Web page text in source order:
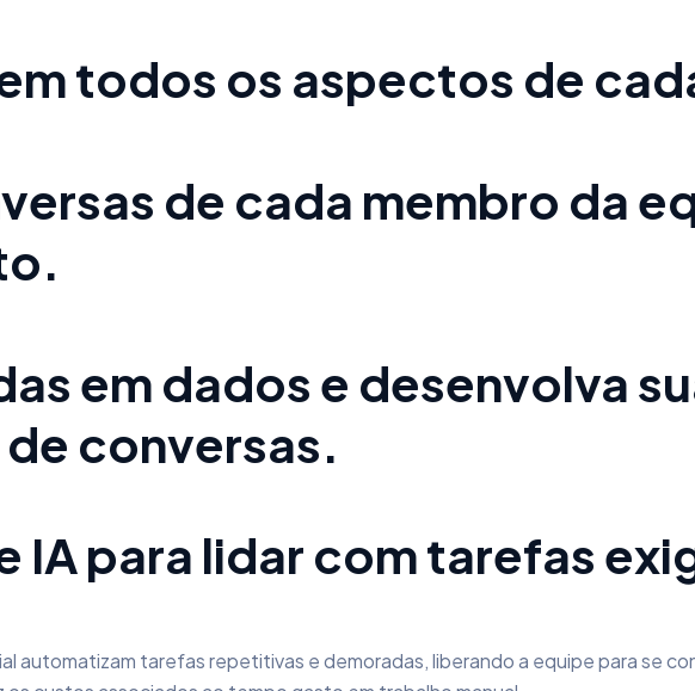
todos os aspectos de
de cada membro da
em dados e desenvolva
conversas.
para lidar com tarefas
automatizam tarefas repetitivas e demoradas, liberando a equipe para se